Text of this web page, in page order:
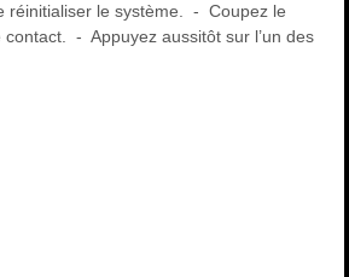
réinitialiser le système. - Coupez le
- Appuyez aussitôt sur l’un des